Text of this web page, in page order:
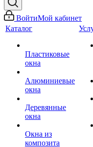
ВойтиМой кабинет
Каталог
Пластиковые
окна
Алюминиевые
окна
Деревянные
окна
Окна из
композита